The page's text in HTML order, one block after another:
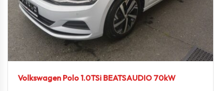
Volkswagen Polo 1.0TSi BEATSAUDIO 70kW